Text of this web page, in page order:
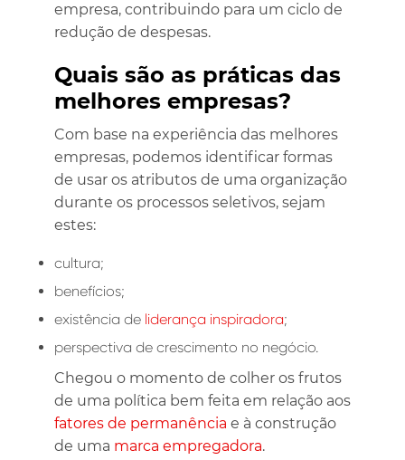
empresa, contribuindo para um ciclo de
redução de despesas.
Quais são as práticas das
melhores empresas?
Com base na experiência das melhores
empresas, podemos identificar formas
de usar os atributos de uma organização
durante os processos seletivos, sejam
estes:
cultura;
benefícios;
existência de liderança inspiradora;
perspectiva de crescimento no negócio.
Chegou o momento de colher os frutos
de uma política bem feita em relação aos
fatores de permanência e à construção
de uma marca empregadora.